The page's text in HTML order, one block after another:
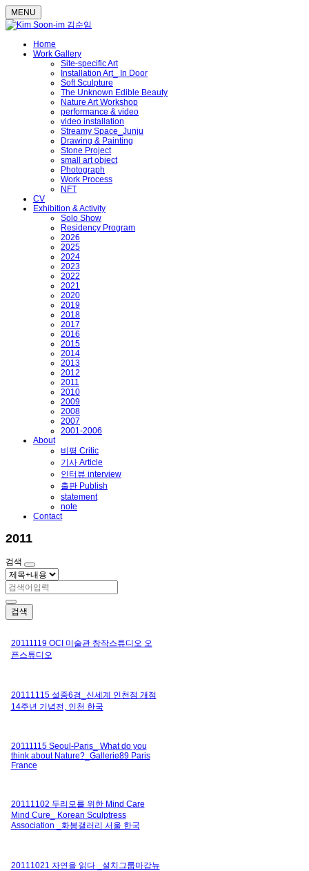
MENU
Home
Work Gallery
Site-specific Art
Installation Art_ In Door
Soft Sculpture
The Unknown Edible Beauty
Nature Art Workshop
performance & video
video installation
Streamy Space_Junju
Drawing & Painting
Stone Project
small art object
Photograph
Work Process
NFT
CV
Exhibition & Activity
Solo Show
Residency Program
2026
2025
2024
2023
2022
2021
2020
2019
2018
2017
2016
2015
2014
2013
2012
2011
2010
2009
2008
2007
2001-2006
About
비평 Critic
기사 Article
인터뷰 interview
출판 Publish
statement
note
Contact
2011
검색
검색
20111119 OCI 미술관 창작스튜디오 오
픈스튜디오
20111115 설중6경_신세계 인천점 개점
14주년 기념전, 인천 한국
20111115 Seoul-Paris_ What do you
think about Nature?_Gallerie89 Paris
France
20111102 두리모를 위한 Mind Care
Mind Cure_ Korean Sculptress
Association _화봉갤러리 서울 한국
20111021 자연을 읽다 _설치그룹마감뉴